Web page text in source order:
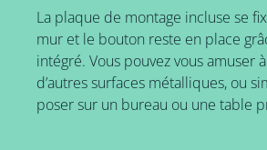
La plaque de montage incluse se
mur et le bouton reste en place
intégré. Vous pouvez vous amuser
d’autres surfaces métalliques, ou
poser sur un bureau ou une table